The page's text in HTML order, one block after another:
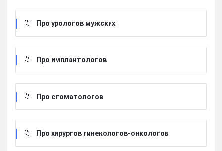
Про урологов мужских
Про имплантологов
Про стоматологов
Про хирургов гинекологов-онкологов